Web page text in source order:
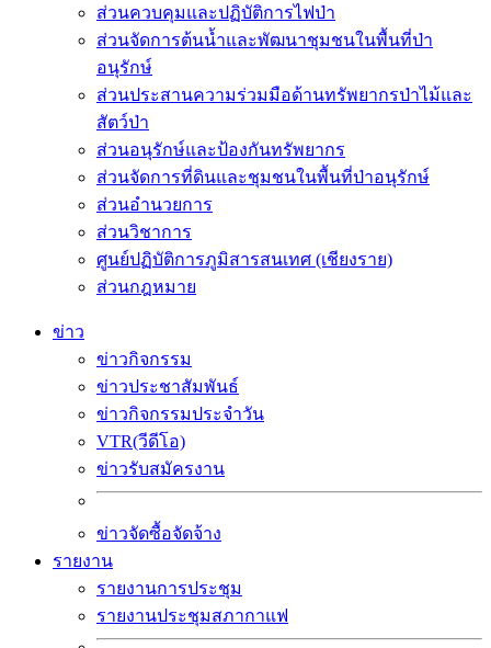
ส่วนควบคุมและปฏิบัติการไฟป่า
ส่วนจัดการต้นน้ำและพัฒนาชุมชนในพื้นที่ป่า
อนุรักษ์
ส่วนประสานความร่วมมือด้านทรัพยากรป่าไม้และ
สัตว์ป่า
ส่วนอนุรักษ์และป้องกันทรัพยากร
ส่วนจัดการที่ดินและชุมชนในพื้นที่ป่าอนุรักษ์
ส่วนอำนวยการ
ส่วนวิชาการ
ศูนย์ปฏิบัติการภูมิสารสนเทศ (เชียงราย)
ส่วนกฎหมาย
ข่าว
ข่าวกิจกรรม
ข่าวประชาสัมพันธ์
ข่าวกิจกรรมประจำวัน
VTR(วีดีโอ)
ข่าวรับสมัครงาน
ข่าวจัดซื้อจัดจ้าง
รายงาน
รายงานการประชุม
รายงานประชุมสภากาแฟ